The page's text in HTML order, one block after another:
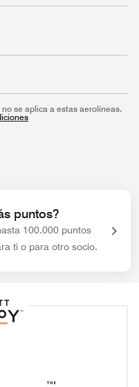
se aplica a estas aerolíneas.
puntos?
100.000 puntos
ti o para otro socio.
Bonvoy